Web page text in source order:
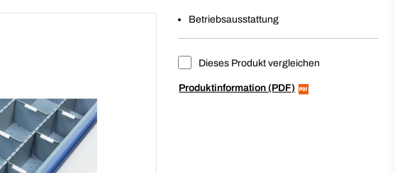
Betriebsausstattung
Dieses Produkt vergleichen
Produktinformation (PDF)